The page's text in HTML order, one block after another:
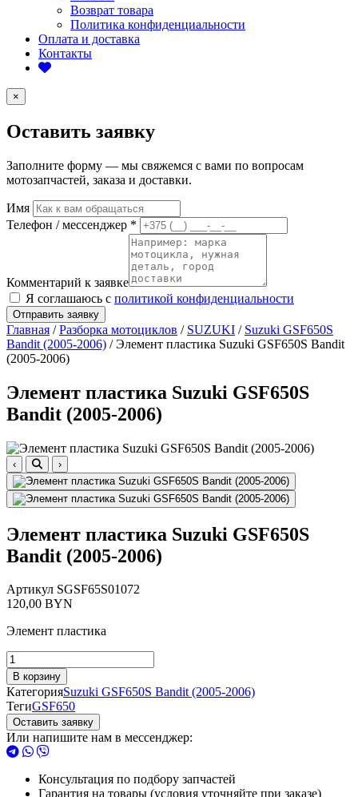
Возврат товара
Политика конфиденциальности
Оплата и доставка
Контакты
×
Оставить заявку
Заполните форму — мы свяжемся с вами по вопросам
мотозапчастей, заказа и доставки.
Имя
Телефон / мессенджер *
Комментарий к заявке
Я соглашаюсь с политикой конфиденциальности
Отправить заявку
Главная /Разборка мотоциклов / SUZUKI / Suzuki GSF650S
Bandit (2005-2006) / Элемент пластика Suzuki GSF650S Bandit
(2005-2006)
Элемент пластика Suzuki GSF650S
Bandit (2005-2006)
‹ ›
Элемент пластика Suzuki GSF650S
Bandit (2005-2006)
Артикул SGSF65S01072
120,00 BYN
Элемент пластика
Количество
товара
Элемент
пластика
Suzuki
GSF650S
Bandit
(2005-
В корзину
КатегорияSuzuki GSF650S Bandit (2005-2006)
ТегиGSF650
Оставить заявку
Или напишите нам в мессенджер:
Консультация по подбору запчастей
Гарантия на товары (условия уточняйте при заказе)